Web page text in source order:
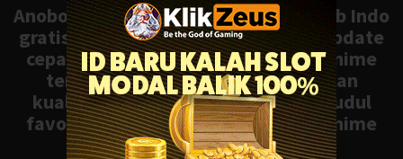
Anoboy adalah situs nonton anime sub Indo
gratis dengan koleksi lengkap dan update
cepat, mirip Samehadaku. Tonton anime
terbaru, ongoing, dan batch dengan
kualitas HD tanpa ribet. Temukan judul
favoritmu dan nikmati streaming anime
terbaik kapan saja.